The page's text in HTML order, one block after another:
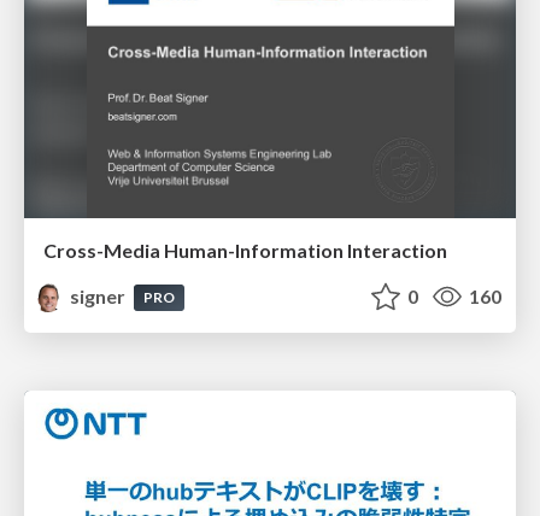
Cross-Media Human-Information Interaction
signer
PRO 0 160